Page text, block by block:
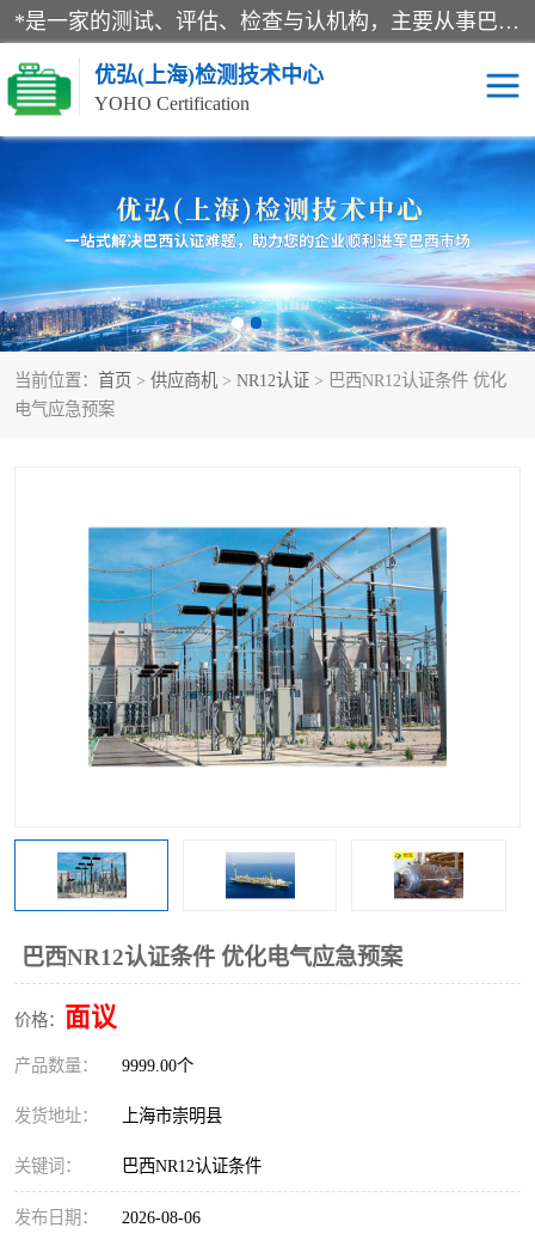
*是一家的测试、评估、检查与认机构，主要从事巴西NR10认证、NR12认证、NR13认证；ANATEL认证、INMTRO认证，欧盟CE认证：MD认证，PED认证，MID认证，ATEX认证，德国蓝色天使认证。
优弘(上海)检测技术中心
YOHO Certification
当前位置： 首页 > 供应商机 > NR12认证 > 巴西NR12认证条件 优化
电气应急预案
巴西NR12认证条件 优化电气应急预案
价格： 面议
产品数量： 9999.00个
发货地址： 上海市崇明县
关键词： 巴西NR12认证条件
发布日期： 2026-08-06
RECYCLASS认证 NR10认证
NR12认证 NR13认证
ART认证 巴西NR认证
巴西认证 RETIE认证